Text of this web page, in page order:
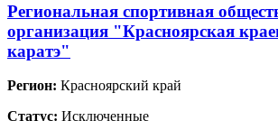
Региональная спортивная
организация "Красноярская
каратэ"
Регион: Красноярский край
Статус: Исключенные